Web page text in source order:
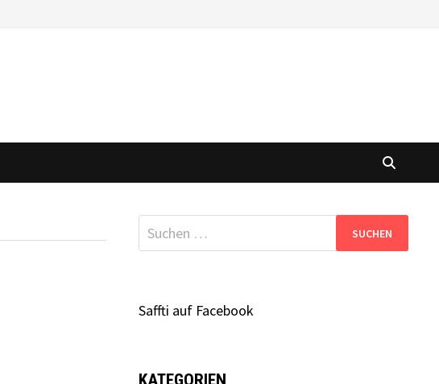
Suchen
nach:
Saffti auf Facebook
KATEGORIEN